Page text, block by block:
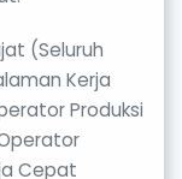
(Seluruh
Kerja
Produksi
Cepat